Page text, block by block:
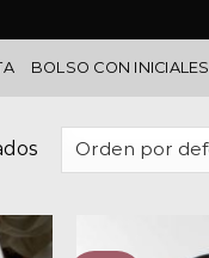
BOLSO CON INICIALES